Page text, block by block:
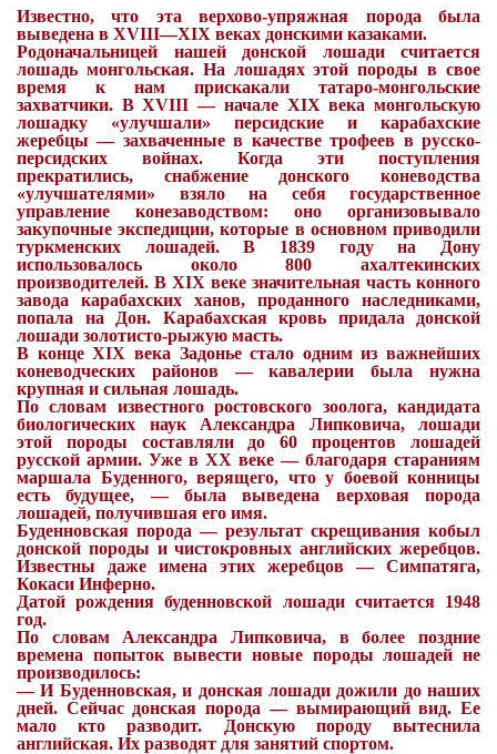
Известно, что эта верхово-упряжная порода была
выведена в XVIII—XIX веках донскими казаками.
Родоначальницей нашей донской лошади считается
лошадь монгольская. На лошадях этой породы в свое
время к нам прискакали татаро-монгольские
захватчики. В XVIII — начале XIX века монгольскую
лошадку «улучшали» персидские и карабахские
жеребцы — захваченные в качестве трофеев в русско-
персидских войнах. Когда эти поступления
прекратились, снабжение донского коневодства
«улучшателями» взяло на себя государственное
управление конезаводством: оно организовывало
закупочные экспедиции, которые в основном приводили
туркменских лошадей. В 1839 году на Дону
использовалось около 800 ахалтекинских
производителей. В XIX веке значительная часть конного
завода карабахских ханов, проданного наследниками,
попала на Дон. Карабахская кровь придала донской
лошади золотисто-рыжую масть.
В конце XIX века Задонье стало одним из важнейших
коневодческих районов — кавалерии была нужна
крупная и сильная лошадь.
По словам известного ростовского зоолога, кандидата
биологических наук Александра Липковича, лошади
этой породы составляли до 60 процентов лошадей
русской армии. Уже в ХХ веке — благодаря стараниям
маршала Буденного, верящего, что у боевой конницы
есть будущее, — была выведена верховая порода
лошадей, получившая его имя.
Буденновская порода — результат скрещивания кобыл
донской породы и чистокровных английских жеребцов.
Известны даже имена этих жеребцов — Симпатяга,
Кокаси Инферно.
Датой рождения буденновской лошади считается 1948
год.
По словам Александра Липковича, в более поздние
времена попыток вывести новые породы лошадей не
производилось:
—И Буденновская, и донская лошади дожили до наших
дней. Сейчас донская порода — вымирающий вид. Ее
мало кто разводит. Донскую породу вытеснила
английская. Их разводят для занятий спортом.